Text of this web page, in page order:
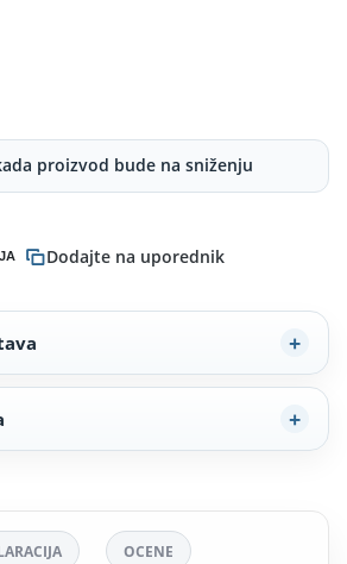
proizvod bude na sniženju
Dodajte na uporednik
OCENE